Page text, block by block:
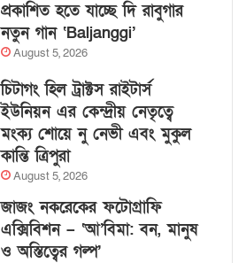
প্রকাশিত হতে যাচ্ছে দি রাবুগার
নতুন গান ‘Baljanggi’
August 5, 2026
চিটাগং হিল ট্রাক্টস রাইটার্স
ইউনিয়ন এর কেন্দ্রীয় নেতৃত্বে
মংক্য শোয়ে নু নেভী এবং মুকুল
কান্তি ত্রিপুরা
August 5, 2026
জাজং নকরেকের ফটোগ্রাফি
এক্সিবিশন – ‘আ’বিমা: বন, মানুষ
ও অস্তিত্বের গল্প’